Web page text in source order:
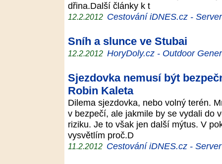
dřina.Další články k t
12.2.2012 Cestování iDNES.cz -
Sníh a slunce ve Stubai
12.2.2012 HoryDoly.cz - Outdoor
Sjezdovka nemusí být
Robin Kaleta
Dilema sjezdovka, nebo volný terén.
v bezpečí, ale jakmile by se vydali do
riziku. Je to však jen další mýtus. V
vysvětlím proč.D
11.2.2012 Cestování iDNES.cz -